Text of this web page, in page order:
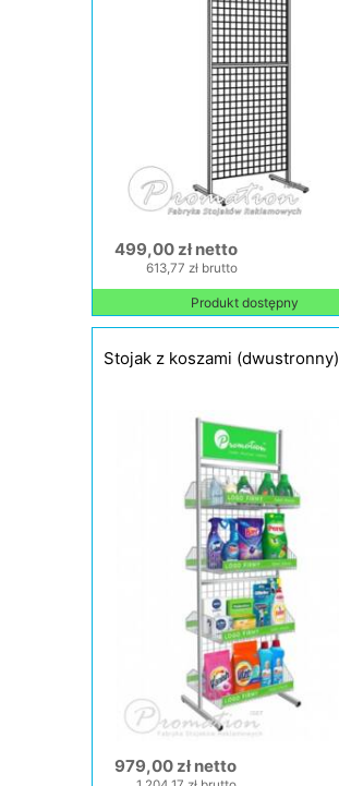
499,00 zł netto
613,77 zł brutto
Produkt dostępny
Stojak z koszami (dwustronny)
979,00 zł netto